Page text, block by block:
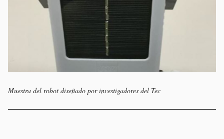
Muestra del robot diseñado por investigadores del Tec